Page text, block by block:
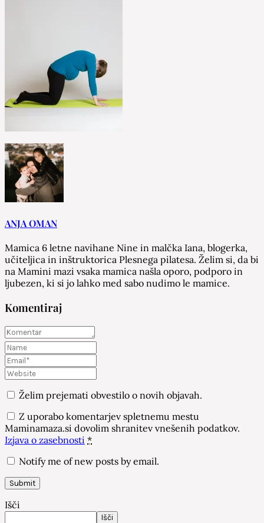
ANJA OMAN
Mamica 6 letne navihane Nine in malčka Iana, blogerka,
učiteljica in inštruktorica Plesnega pilatesa. Želim si, da bi
na Mamini mazi vsaka mamica našla oporo, podporo in
ljubezen, ki si jo lahko med sabo nudimo le mamice.
Komentiraj
Želim prejemati obvestilo o novih objavah.
Z uporabo komentarjev spletnemu mestu
Maminamaza.si dovolim shranitev vnešenih podatkov.
Izjava o zasebnosti *
Notify me of new posts by email.
Išči
Išči